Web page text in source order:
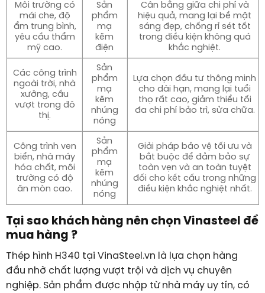
Môi trường có
mái che, độ
ẩm trung bình,
yêu cầu thẩm
mỹ cao.
Sản
phẩm
mạ
kẽm
điện
Cân bằng giữa chi phí và
hiệu quả, mang lại bề mặt
sáng đẹp, chống rỉ sét tốt
trong điều kiện không quá
khắc nghiệt.
Các công trình
ngoài trời, nhà
xưởng, cầu
vượt trong đô
thị.
Sản
phẩm
mạ
kẽm
nhúng
nóng
Lựa chọn đầu tư thông minh
cho dài hạn, mang lại tuổi
thọ rất cao, giảm thiểu tối
đa chi phí bảo trì, sửa chữa.
Công trình ven
biển, nhà máy
hóa chất, môi
trường có độ
ăn mòn cao.
Sản
phẩm
mạ
kẽm
nhúng
nóng
Giải pháp bảo vệ tối ưu và
bắt buộc để đảm bảo sự
toàn vẹn và an toàn tuyệt
đối cho kết cấu trong những
điều kiện khắc nghiệt nhất.
Tại sao khách hàng nên chọn Vinasteel để
mua hàng ?
Thép hình H340 tại VinaSteel.vn là lựa chọn hàng
đầu nhờ chất lượng vượt trội và dịch vụ chuyên
nghiệp. Sản phẩm được nhập từ nhà máy uy tín, có